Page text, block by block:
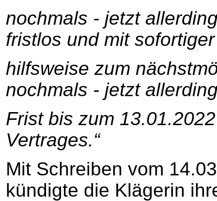
nochmals - jetzt
fristlos und mit
hilfsweise zum
nochmals - jetzt
Frist bis zum
Vertrages.“
Mit Schreiben vom
kündigte die Klägerin